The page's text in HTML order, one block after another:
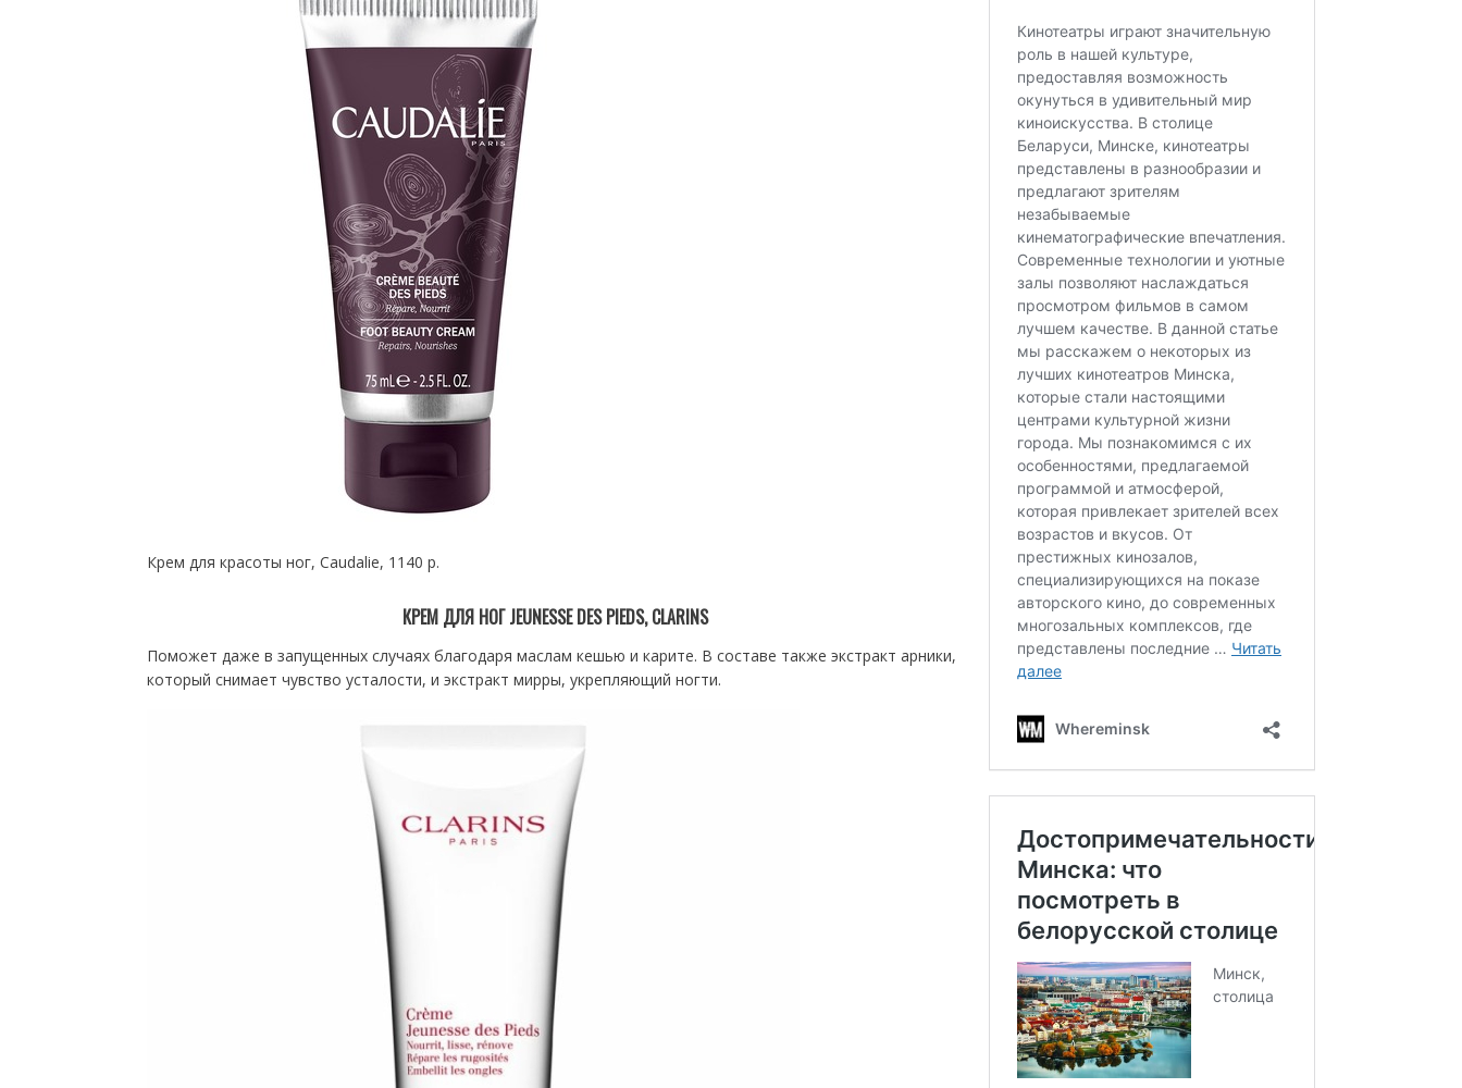
Крем для красоты ног, Caudalie, 1140 р.
КРЕМ ДЛЯ НОГ JEUNESSE DES PIEDS, CLARINS
Поможет даже в запущенных случаях благодаря маслам кешью и карите. В составе также экстракт арники,
который снимает чувство усталости, и экстракт мирры, укрепляющий ногти.